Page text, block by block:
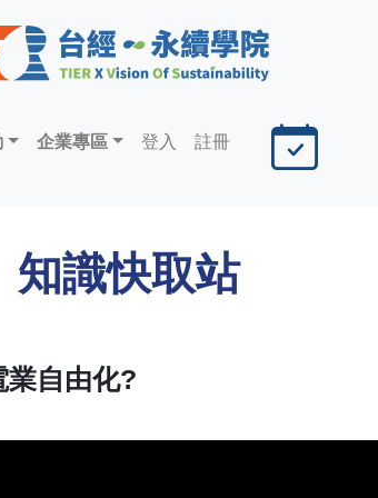
企業專區 登入 註冊
知識快取站
業自由化?